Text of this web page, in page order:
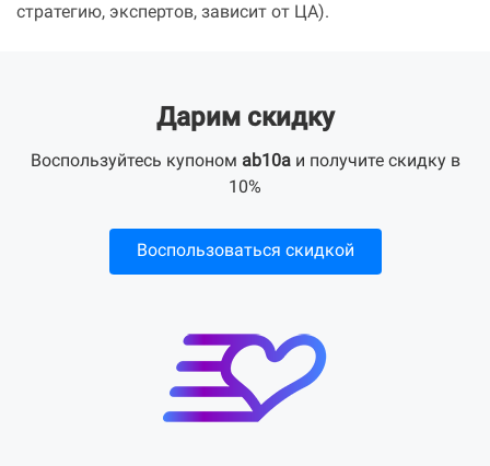
стратегию, экспертов, зависит от ЦА).
Дарим скидку
Воспользуйтесь купоном ab10aи получите скидку в
10%
Воспользоваться скидкой